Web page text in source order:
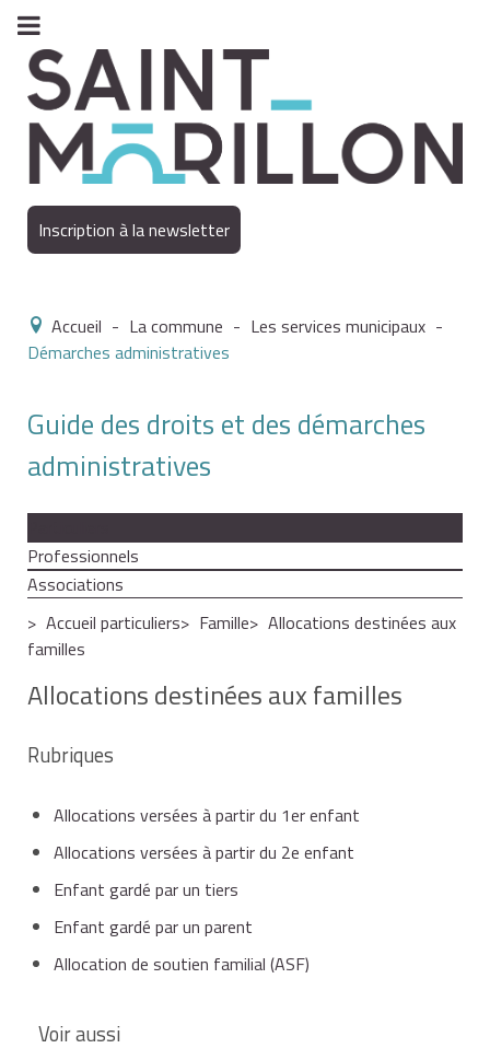
Inscription à la newsletter
Accueil - La commune - Les services municipaux -
Démarches administratives
Guide des droits et des démarches
administratives
Professionnels
Associations
Accueil particuliers
Famille
Allocations destinées aux
familles
Allocations destinées aux familles
Rubriques
Allocations versées à partir du 1er enfant
Allocations versées à partir du 2e enfant
Enfant gardé par un tiers
Enfant gardé par un parent
Allocation de soutien familial (ASF)
Voir aussi